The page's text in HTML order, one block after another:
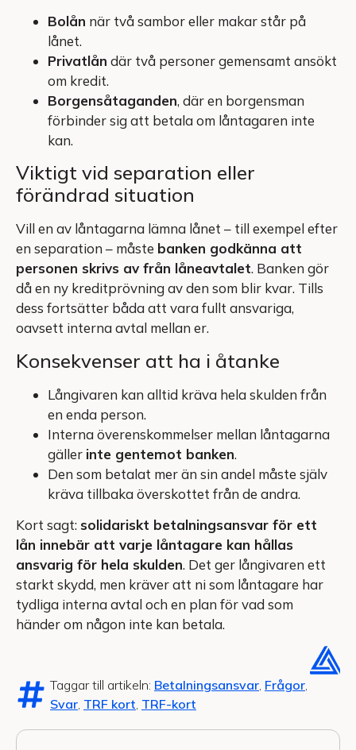
Bolån när två sambor eller makar står på
lånet.
Privatlån där två personer gemensamt ansökt
om kredit.
Borgensåtaganden, där en borgensman
förbinder sig att betala om låntagaren inte
kan.
Viktigt vid separation eller
förändrad situation
Vill en av låntagarna lämna lånet – till exempel efter
en separation – måste banken godkänna att
personen skrivs av från låneavtalet. Banken gör
då en ny kreditprövning av den som blir kvar. Tills
dess fortsätter båda att vara fullt ansvariga,
oavsett interna avtal mellan er.
Konsekvenser att ha i åtanke
Långivaren kan alltid kräva hela skulden från
en enda person.
Interna överenskommelser mellan låntagarna
gäller inte gentemot banken.
Den som betalat mer än sin andel måste själv
kräva tillbaka överskottet från de andra.
Kort sagt: solidariskt betalningsansvar för ett
lån innebär att varje låntagare kan hållas
ansvarig för hela skulden. Det ger långivaren ett
starkt skydd, men kräver att ni som låntagare har
tydliga interna avtal och en plan för vad som
händer om någon inte kan betala.
Taggar till artikeln: Betalningsansvar, Frågor,
Svar, TRF kort, TRF-kort